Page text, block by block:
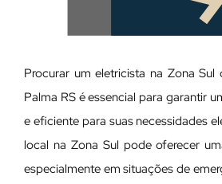
Procurar um eletricista na Zona
Palma RS é essencial para garantir
e eficiente para suas necessidades
local na Zona Sul pode oferecer
especialmente em situações de